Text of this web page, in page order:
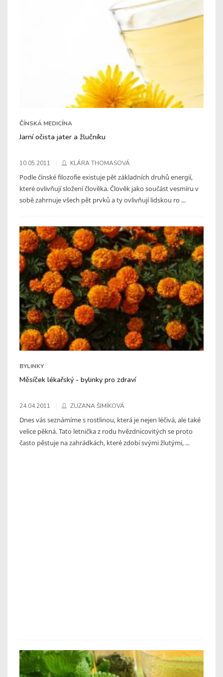
ČÍNSKÁ MEDICÍNA
Jarní očista jater a žlučníku
10.05.2011 KLÁRA THOMASOVÁ
Podle čínské filozofie existuje pět základních druhů energií,
které ovlivňují složení člověka. Člověk jako součást vesmíru v
sobě zahrnuje všech pět prvků a ty ovlivňují lidskou ro ...
BYLINKY
Měsíček lékařský - bylinky pro zdraví
24.04.2011 ZUZANA ŠIMÍKOVÁ
Dnes vás seznámíme s rostlinou, která je nejen léčivá, ale také
velice pěkná. Tato letnička z rodu hvězdnicovitých se proto
často pěstuje na zahrádkách, které zdobí svými žlutými, ...